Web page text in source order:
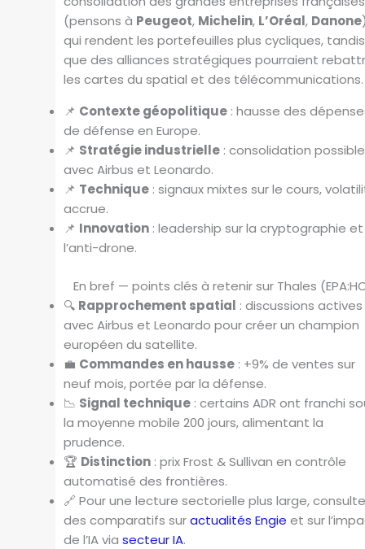
(pensons à Peugeot, Michelin, L’Oréal, Danone
qui rendent les portefeuilles plus cycliques, tandis
que des alliances stratégiques pourraient
les cartes du spatial et des télécommunications.
📌 Contexte géopolitique : hausse des
de défense en Europe.
📌 Stratégie industrielle : consolidation possible
avec Airbus et Leonardo.
📌 Technique : signaux mixtes sur le cours,
accrue.
📌 Innovation : leadership sur la cryptographie et
l’anti-drone.
En bref — points clés à retenir sur Thales
🔍 Rapprochement spatial : discussions actives
avec Airbus et Leonardo pour créer un champion
européen du satellite.
💼 Commandes en hausse : +9% de ventes sur
neuf mois, portée par la défense.
📉 Signal technique : certains ADR ont franchi
la moyenne mobile 200 jours, alimentant la
prudence.
🏆 Distinction : prix Frost & Sullivan en contrôle
automatisé des frontières.
🔗 Pour une lecture sectorielle plus large,
des comparatifs suractualités Engie et sur
de l’IA viasecteur IA.